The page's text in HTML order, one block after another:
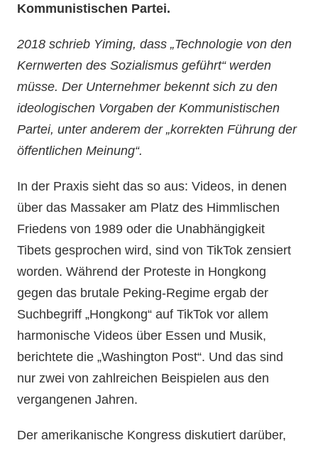
Kommunistischen Partei.
2018 schrieb Yiming, dass „Technologie von den
Kernwerten des Sozialismus geführt“ werden
müsse. Der Unternehmer bekennt sich zu den
ideologischen Vorgaben der Kommunistischen
Partei, unter anderem der „korrekten Führung der
öffentlichen Meinung“.
In der Praxis sieht das so aus: Videos, in denen
über das Massaker am Platz des Himmlischen
Friedens von 1989 oder die Unabhängigkeit
Tibets gesprochen wird, sind von TikTok zensiert
worden. Während der Proteste in Hongkong
gegen das brutale Peking-Regime ergab der
Suchbegriff „Hongkong“ auf TikTok vor allem
harmonische Videos über Essen und Musik,
berichtete die „Washington Post“. Und das sind
nur zwei von zahlreichen Beispielen aus den
vergangenen Jahren.
Der amerikanische Kongress diskutiert darüber,